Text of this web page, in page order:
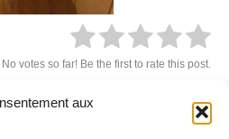
aux
No votes so far! Be the first to rate this post.